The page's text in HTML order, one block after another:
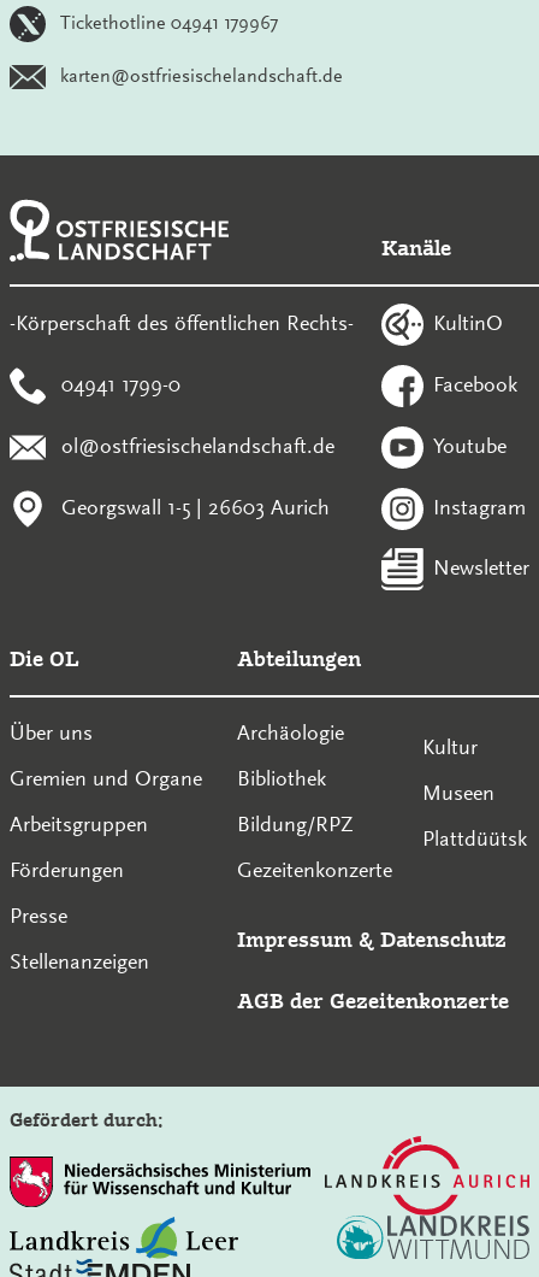
Tickethotline 04941 179967
karten@ostfriesischelandschaft.de
-Körperschaft des öffentlichen Rechts-
04941 1799-0
ol@ostfriesischelandschaft.de
Georgswall 1-5 | 26603 Aurich
Kanäle
KultinO
Facebook
Youtube
Instagram
Newsletter
Die OL
Über uns
Gremien und Organe
Arbeitsgruppen
Förderungen
Presse
Stellenanzeigen
Abteilungen
Archäologie
Bibliothek
Bildung/RPZ
Gezeitenkonzerte
Kultur
Museen
Plattdüütsk
Impressum & Datenschutz
AGB der Gezeitenkonzerte
Gefördert durch: